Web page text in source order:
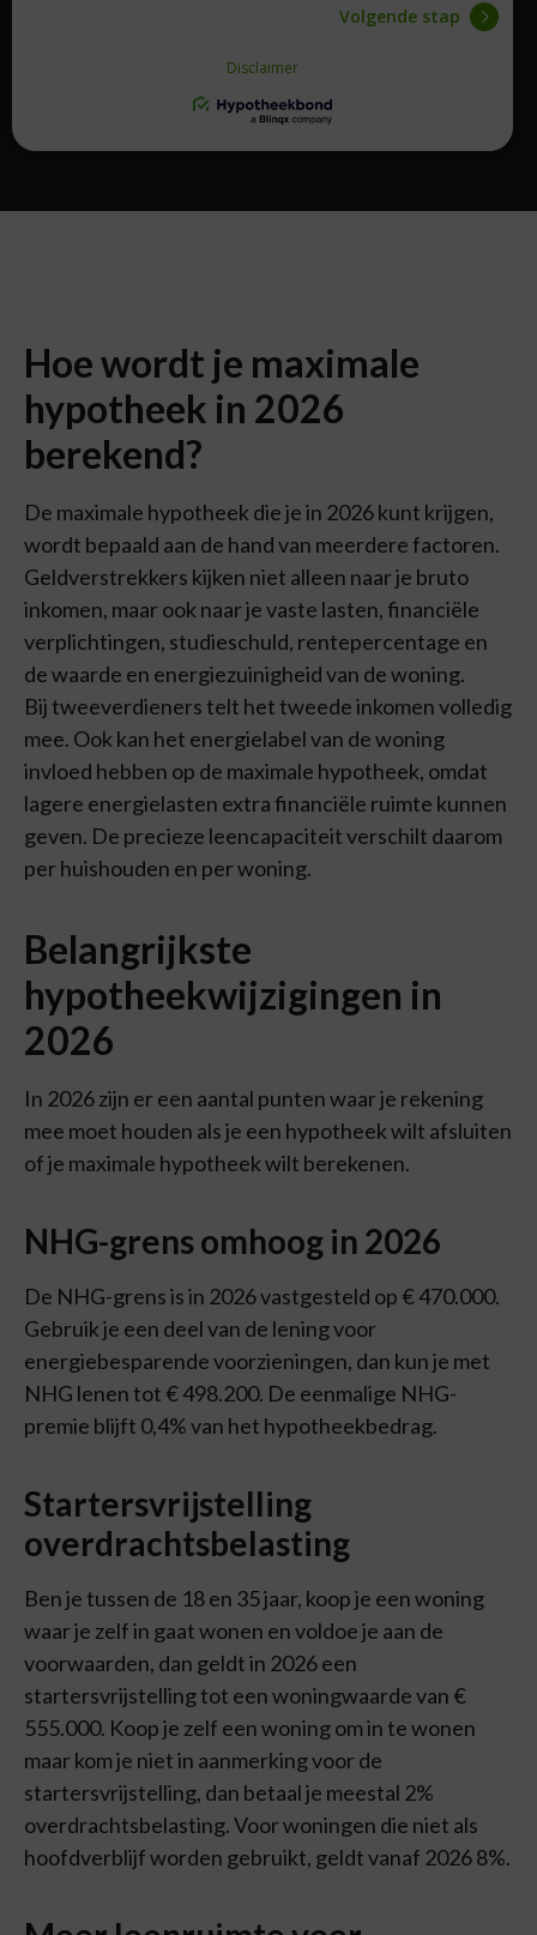
Hoe wordt je maximale
hypotheek in 2026
berekend?
De maximale hypotheek die je in 2026 kunt krijgen,
wordt bepaald aan de hand van meerdere factoren.
Geldverstrekkers kijken niet alleen naar je bruto
inkomen, maar ook naar je vaste lasten, financiële
verplichtingen, studieschuld, rentepercentage en
de waarde en energiezuinigheid van de woning.
Bij tweeverdieners telt het tweede inkomen volledig
mee. Ook kan het energielabel van de woning
invloed hebben op de maximale hypotheek, omdat
lagere energielasten extra financiële ruimte kunnen
geven. De precieze leencapaciteit verschilt daarom
per huishouden en per woning.
Belangrijkste
hypotheekwijzigingen in
2026
In 2026 zijn er een aantal punten waar je rekening
mee moet houden als je een hypotheek wilt afsluiten
of je maximale hypotheek wilt berekenen.
NHG-grens omhoog in 2026
De NHG-grens is in 2026 vastgesteld op € 470.000.
Gebruik je een deel van de lening voor
energiebesparende voorzieningen, dan kun je met
NHG lenen tot € 498.200. De eenmalige NHG-
premie blijft 0,4% van het hypotheekbedrag.
Startersvrijstelling
overdrachtsbelasting
Ben je tussen de 18 en 35 jaar, koop je een woning
waar je zelf in gaat wonen en voldoe je aan de
voorwaarden, dan geldt in 2026 een
startersvrijstelling tot een woningwaarde van €
555.000. Koop je zelf een woning om in te wonen
maar kom je niet in aanmerking voor de
startersvrijstelling, dan betaal je meestal 2%
overdrachtsbelasting. Voor woningen die niet als
hoofdverblijf worden gebruikt, geldt vanaf 2026 8%.